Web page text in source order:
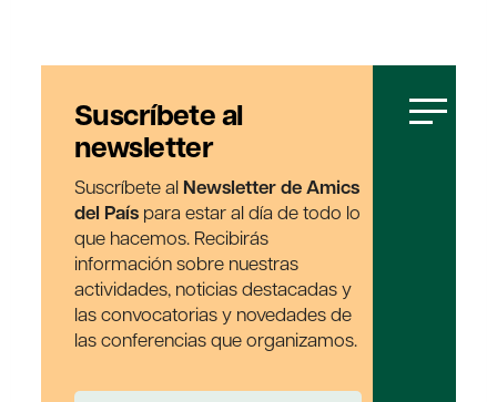
Suscríbete al
newsletter
Suscríbete al Newsletter de Amics
del País para estar al día de todo lo
que hacemos. Recibirás
información sobre nuestras
actividades, noticias destacadas y
las convocatorias y novedades de
las conferencias que organizamos.